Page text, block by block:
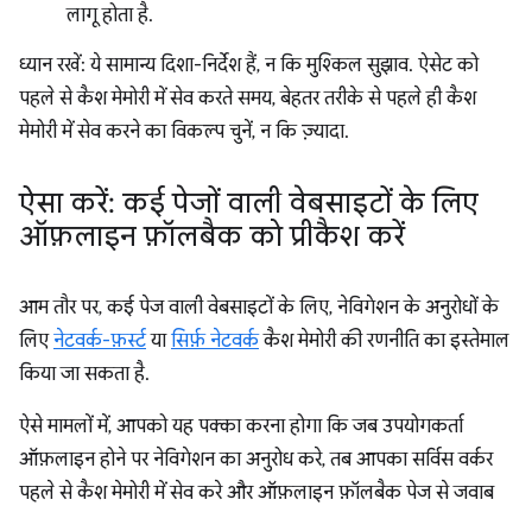
लागू होता है.
ध्यान रखें: ये सामान्य दिशा-निर्देश हैं, न कि मुश्किल सुझाव. ऐसेट को
पहले से कैश मेमोरी में सेव करते समय, बेहतर तरीके से पहले ही कैश
मेमोरी में सेव करने का विकल्प चुनें, न कि ज़्यादा.
ऐसा करें: कई पेजों वाली वेबसाइटों के लिए
ऑफ़लाइन फ़ॉलबैक को प्रीकैश करें
आम तौर पर, कई पेज वाली वेबसाइटों के लिए, नेविगेशन के अनुरोधों के
लिएनेटवर्क-फ़र्स्टयासिर्फ़ नेटवर्ककैश मेमोरी की रणनीति का इस्तेमाल
किया जा सकता है.
ऐसे मामलों में, आपको यह पक्का करना होगा कि जब उपयोगकर्ता
ऑफ़लाइन होने पर नेविगेशन का अनुरोध करे, तब आपका सर्विस वर्कर
पहले से कैश मेमोरी में सेव करे और ऑफ़लाइन फ़ॉलबैक पेज से जवाब